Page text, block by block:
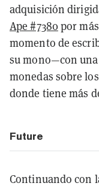
adquisición
Ape #7380por más
momento de
su mono—con
monedas sobre
donde tiene más
Future
Continuando con